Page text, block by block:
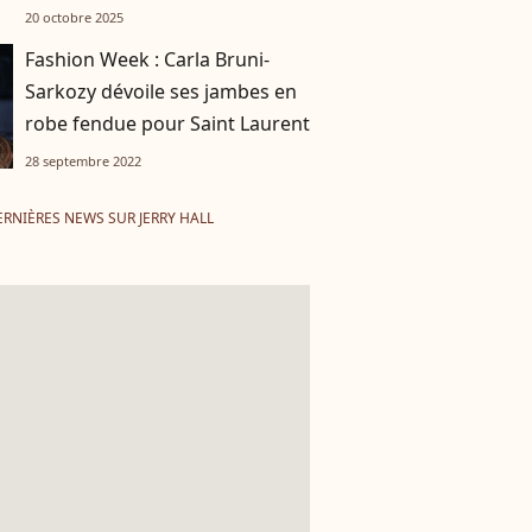
jeu non loin d'eux
20 octobre 2025
Fashion Week : Carla Bruni-
Sarkozy dévoile ses jambes en
robe fendue pour Saint Laurent
28 septembre 2022
NEWS SUR JERRY HALL